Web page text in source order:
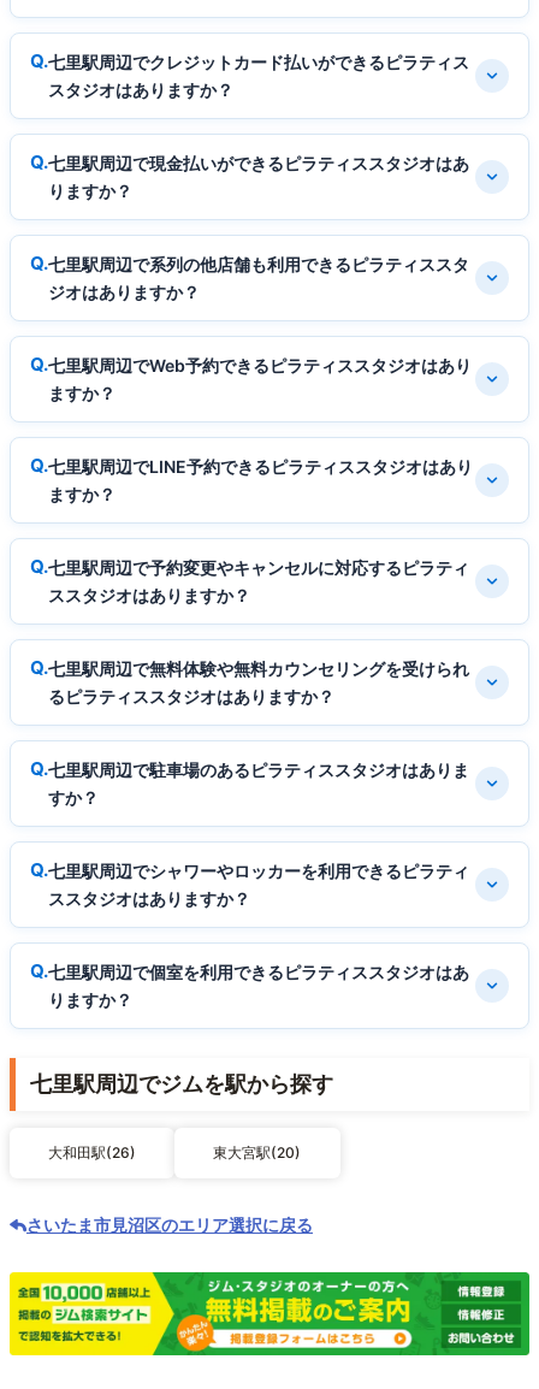
七里駅周辺でクレジットカード払いができるピラティス
スタジオはありますか？
七里駅周辺で現金払いができるピラティススタジオはあ
りますか？
七里駅周辺で系列の他店舗も利用できるピラティススタ
ジオはありますか？
七里駅周辺でWeb予約できるピラティススタジオはあり
ますか？
七里駅周辺でLINE予約できるピラティススタジオはあり
ますか？
七里駅周辺で予約変更やキャンセルに対応するピラティ
ススタジオはありますか？
七里駅周辺で無料体験や無料カウンセリングを受けられ
るピラティススタジオはありますか？
七里駅周辺で駐車場のあるピラティススタジオはありま
すか？
七里駅周辺でシャワーやロッカーを利用できるピラティ
ススタジオはありますか？
七里駅周辺で個室を利用できるピラティススタジオはあ
りますか？
七里駅周辺でジムを駅から探す
大和田駅(26) 東大宮駅(20)
さいたま市見沼区のエリア選択に戻る